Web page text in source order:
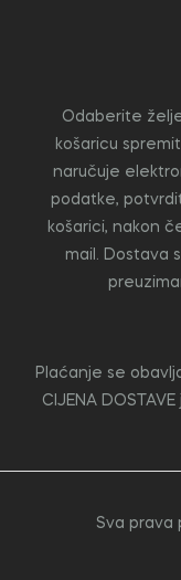
Odaberite
košaricu
naručuje
podatke,
košarici, nakon
mail. Dostava
Plaćanje se
CIJENA
Sva prava